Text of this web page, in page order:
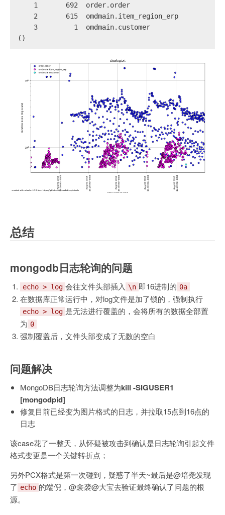
    1       692  order.order
    2       615  omdmain.item_region_erp
    3         1  omdmain.customer
()
总结
mongodb日志轮询的问题
echo > log 会往文件头部插入 \n 即16进制的 0a
在数据库正常运行中，对log文件是加了锁的，强制执行
echo > log 是无法进行覆盖的，会将所有的数据全部置
为 0
强制覆盖后，文件头部变成了无数的空白
问题解决
MongoDB日志轮询方法调整为kill -SIGUSER1
[mongodpid]
修复目前已经变为图片格式的日志，并拉取15点到16点的
日志
该case花了一整天，从怀疑被攻击到确认是日志轮询引起文件
格式变更是一个关键转折点；
另外PCX格式是第一次碰到，疑惑了半天~最后是@培尧发现
了 echo 的端倪，@衾袭@大宝去验证最终确认了问题的根
源。